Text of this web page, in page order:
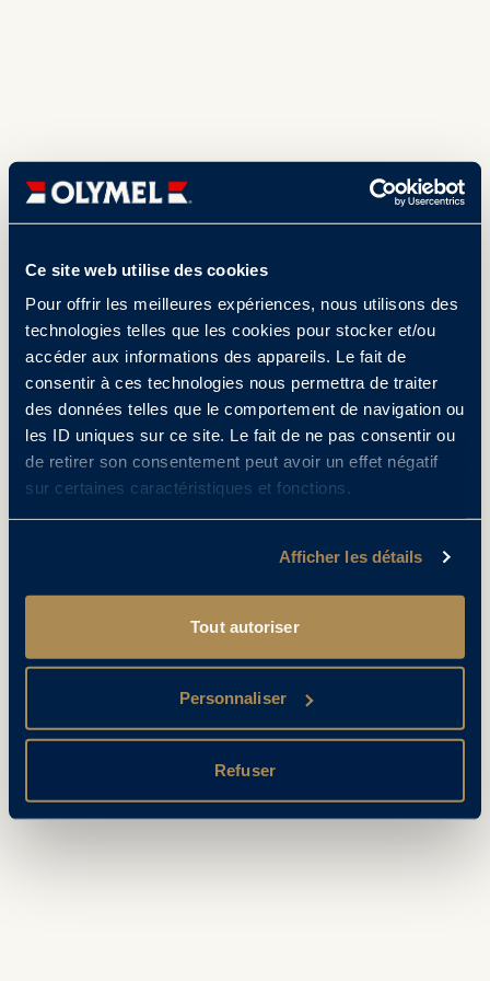
Ce site web utilise des cookies
Pour offrir les meilleures expériences, nous utilisons des
technologies telles que les cookies pour stocker et/ou
accéder aux informations des appareils. Le fait de
consentir à ces technologies nous permettra de traiter
des données telles que le comportement de navigation ou
les ID uniques sur ce site. Le fait de ne pas consentir ou
de retirer son consentement peut avoir un effet négatif
sur certaines caractéristiques et fonctions.
Afficher les détails
Tout autoriser
Personnaliser
Refuser